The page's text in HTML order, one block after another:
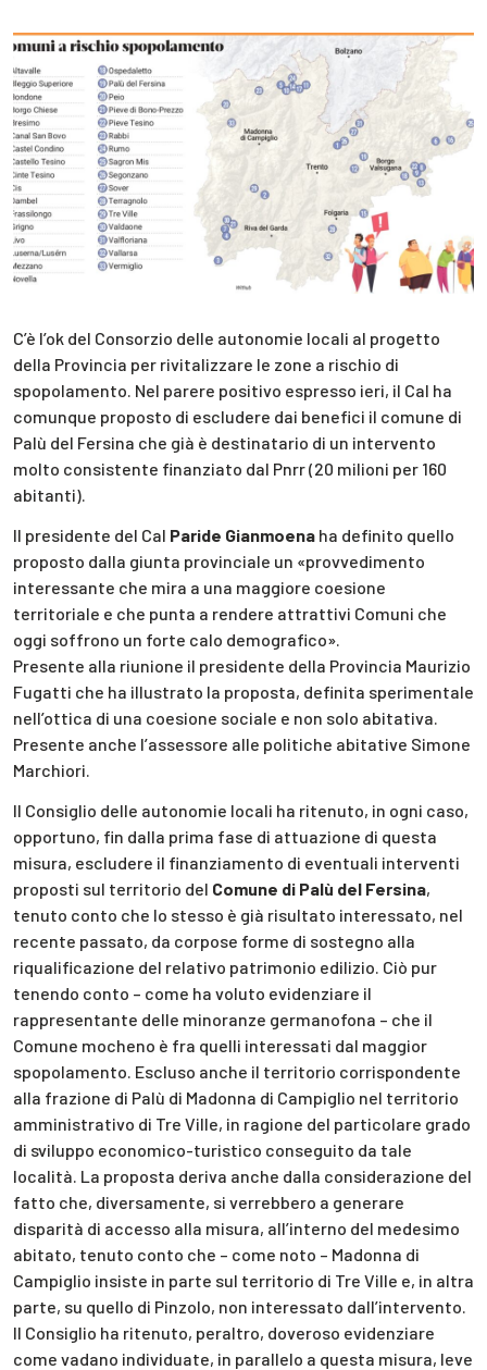
C’è l’ok del Consorzio delle autonomie locali al progetto
della Provincia per rivitalizzare le zone a rischio di
spopolamento. Nel parere positivo espresso ieri, il Cal ha
comunque proposto di escludere dai benefici il comune di
Palù del Fersina che già è destinatario di un intervento
molto consistente finanziato dal Pnrr (20 milioni per 160
abitanti).
Il presidente del Cal Paride Gianmoena ha definito quello
proposto dalla giunta provinciale un «provvedimento
interessante che mira a una maggiore coesione
territoriale e che punta a rendere attrattivi Comuni che
oggi soffrono un forte calo demografico».
Presente alla riunione il presidente della Provincia Maurizio
Fugatti che ha illustrato la proposta, definita sperimentale
nell’ottica di una coesione sociale e non solo abitativa.
Presente anche l’assessore alle politiche abitative Simone
Marchiori.
Il Consiglio delle autonomie locali ha ritenuto, in ogni caso,
opportuno, fin dalla prima fase di attuazione di questa
misura, escludere il finanziamento di eventuali interventi
proposti sul territorio del Comune di Palù del Fersina,
tenuto conto che lo stesso è già risultato interessato, nel
recente passato, da corpose forme di sostegno alla
riqualificazione del relativo patrimonio edilizio. Ciò pur
tenendo conto – come ha voluto evidenziare il
rappresentante delle minoranze germanofona – che il
Comune mocheno è fra quelli interessati dal maggior
spopolamento. Escluso anche il territorio corrispondente
alla frazione di Palù di Madonna di Campiglio nel territorio
amministrativo di Tre Ville, in ragione del particolare grado
di sviluppo economico-turistico conseguito da tale
località. La proposta deriva anche dalla considerazione del
fatto che, diversamente, si verrebbero a generare
disparità di accesso alla misura, all’interno del medesimo
abitato, tenuto conto che – come noto – Madonna di
Campiglio insiste in parte sul territorio di Tre Ville e, in altra
parte, su quello di Pinzolo, non interessato dall’intervento.
Il Consiglio ha ritenuto, peraltro, doveroso evidenziare
come vadano individuate, in parallelo a questa misura, leve